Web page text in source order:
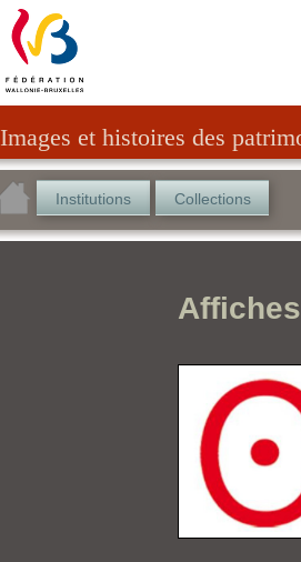
Images et histoires des
Institutions Collections